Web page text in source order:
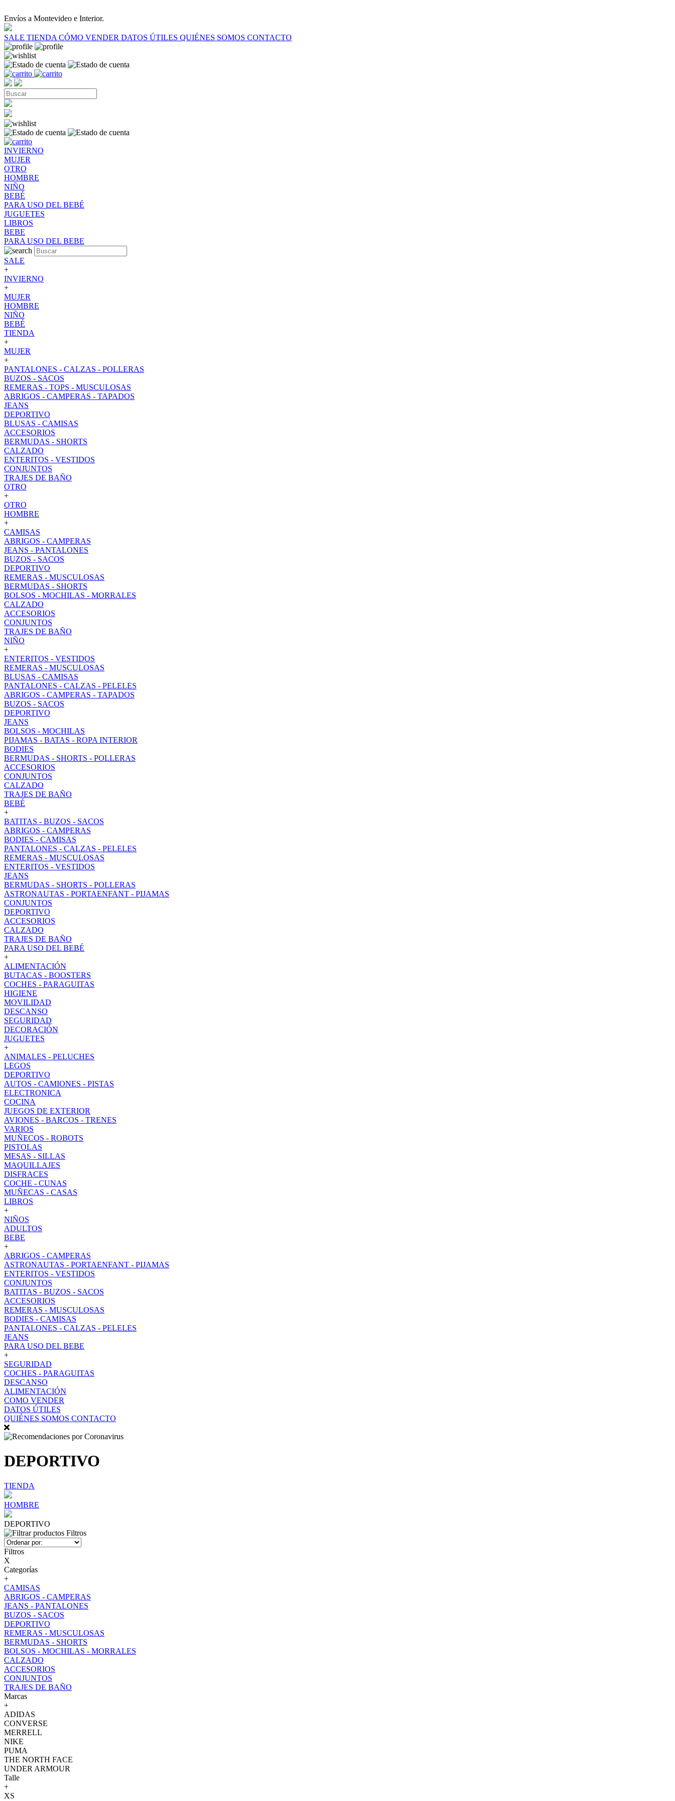
Envíos a Montevideo e Interior.
SALE TIENDA CÓMO VENDER DATOS ÚTILES QUIÉNES SOMOS CONTACTO
INVIERNO
MUJER
OTRO
HOMBRE
NIÑO
BEBÉ
PARA USO DEL BEBÉ
JUGUETES
LIBROS
BEBE
PARA USO DEL BEBE
SALE
+
INVIERNO
+
MUJER
HOMBRE
NIÑO
BEBÉ
TIENDA
+
MUJER
+
PANTALONES - CALZAS - POLLERAS
BUZOS - SACOS
REMERAS - TOPS - MUSCULOSAS
ABRIGOS - CAMPERAS - TAPADOS
JEANS
DEPORTIVO
BLUSAS - CAMISAS
ACCESORIOS
BERMUDAS - SHORTS
CALZADO
ENTERITOS - VESTIDOS
CONJUNTOS
TRAJES DE BAÑO
OTRO
+
OTRO
HOMBRE
+
CAMISAS
ABRIGOS - CAMPERAS
JEANS - PANTALONES
BUZOS - SACOS
DEPORTIVO
REMERAS - MUSCULOSAS
BERMUDAS - SHORTS
BOLSOS - MOCHILAS - MORRALES
CALZADO
ACCESORIOS
CONJUNTOS
TRAJES DE BAÑO
NIÑO
+
ENTERITOS - VESTIDOS
REMERAS - MUSCULOSAS
BLUSAS - CAMISAS
PANTALONES - CALZAS - PELELES
ABRIGOS - CAMPERAS - TAPADOS
BUZOS - SACOS
DEPORTIVO
JEANS
BOLSOS - MOCHILAS
PIJAMAS - BATAS - ROPA INTERIOR
BODIES
BERMUDAS - SHORTS - POLLERAS
ACCESORIOS
CONJUNTOS
CALZADO
TRAJES DE BAÑO
BEBÉ
+
BATITAS - BUZOS - SACOS
ABRIGOS - CAMPERAS
BODIES - CAMISAS
PANTALONES - CALZAS - PELELES
REMERAS - MUSCULOSAS
ENTERITOS - VESTIDOS
JEANS
BERMUDAS - SHORTS - POLLERAS
ASTRONAUTAS - PORTAENFANT - PIJAMAS
CONJUNTOS
DEPORTIVO
ACCESORIOS
CALZADO
TRAJES DE BAÑO
PARA USO DEL BEBÉ
+
ALIMENTACIÓN
BUTACAS - BOOSTERS
COCHES - PARAGUITAS
HIGIENE
MOVILIDAD
DESCANSO
SEGURIDAD
DECORACIÓN
JUGUETES
+
ANIMALES - PELUCHES
LEGOS
DEPORTIVO
AUTOS - CAMIONES - PISTAS
ELECTRONICA
COCINA
JUEGOS DE EXTERIOR
AVIONES - BARCOS - TRENES
VARIOS
MUÑECOS - ROBOTS
PISTOLAS
MESAS - SILLAS
MAQUILLAJES
DISFRACES
COCHE - CUNAS
MUÑECAS - CASAS
LIBROS
+
NIÑOS
ADULTOS
BEBE
+
ABRIGOS - CAMPERAS
ASTRONAUTAS - PORTAENFANT - PIJAMAS
ENTERITOS - VESTIDOS
CONJUNTOS
BATITAS - BUZOS - SACOS
ACCESORIOS
REMERAS - MUSCULOSAS
BODIES - CAMISAS
PANTALONES - CALZAS - PELELES
JEANS
PARA USO DEL BEBE
+
SEGURIDAD
COCHES - PARAGUITAS
DESCANSO
ALIMENTACIÓN
COMO VENDER
DATOS ÚTILES
QUIÉNES SOMOS CONTACTO
DEPORTIVO
TIENDA
HOMBRE
DEPORTIVO
Filtros
Filtros
X
Categorías
+
CAMISAS
ABRIGOS - CAMPERAS
JEANS - PANTALONES
BUZOS - SACOS
DEPORTIVO
REMERAS - MUSCULOSAS
BERMUDAS - SHORTS
BOLSOS - MOCHILAS - MORRALES
CALZADO
ACCESORIOS
CONJUNTOS
TRAJES DE BAÑO
Marcas
+
ADIDAS
CONVERSE
MERRELL
NIKE
PUMA
THE NORTH FACE
UNDER ARMOUR
Talle
+
XS